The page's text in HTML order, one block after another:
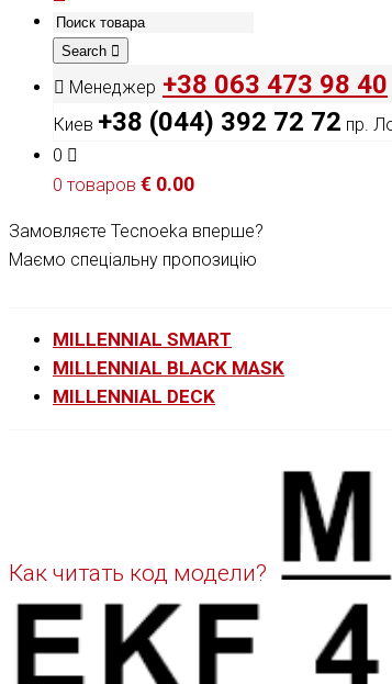
Search
Менеджер +38 063 473 98 40
Киев +38 (044) 392 72 72 пр.
0
0 товаров € 0.00
Замовляєте Tecnoeka вперше?
Маємо спеціальну пропозицію
MILLENNIAL SMART
MILLENNIAL BLACK MASK
MILLENNIAL DECK
Как читать код модели?